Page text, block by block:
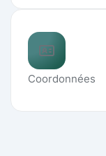
Coordonnées